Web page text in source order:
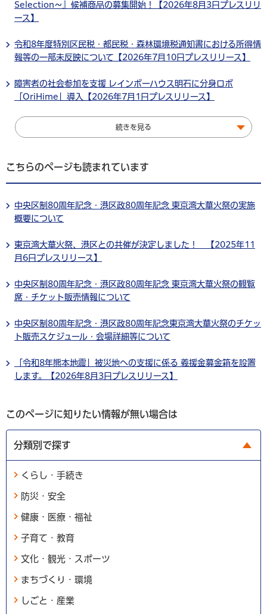
Selection～』候補商品の募集開始！【2026年8月3日プレスリリ
ース】
令和8年度特別区民税・都民税・森林環境税通知書における所得情
報等の一部未反映について【2026年7月10日プレスリリース】
障害者の社会参加を支援 レインボーハウス明石に分身ロボ
「OriHime」導入【2026年7月1日プレスリリース】
続きを見る
こちらのページも読まれています
中央区制80周年記念・港区政80周年記念 東京湾大華火祭の実施
概要について
東京湾大華火祭、港区との共催が決定しました！ 【2025年11
月6日プレスリリース】
中央区制80周年記念・港区政80周年記念 東京湾大華火祭の観覧
席・チケット販売情報について
中央区制80周年記念・港区政80周年記念東京湾大華火祭のチケッ
ト販売スケジュール・会場詳細等について
「令和8年熊本地震」被災地への支援に係る 義援金募金箱を設置
します。【2026年8月3日プレスリリース】
このページに知りたい情報が無い場合は
分類別で探す
くらし・手続き
防災・安全
健康・医療・福祉
子育て・教育
文化・観光・スポーツ
まちづくり・環境
しごと・産業